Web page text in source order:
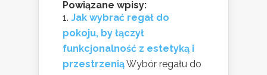
Powiązane wpisy:
Jak wybrać regał do
pokoju, by łączył
funkcjonalność z estetyką i
przestrzeniąWybór regału do